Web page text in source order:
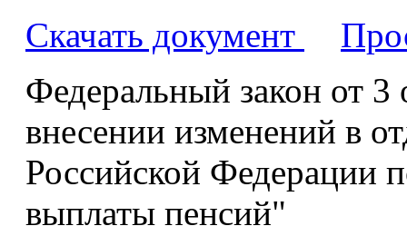
Скачать документ
Федеральный закон от
внесении изменений в
Российской Федерации
выплаты пенсий"